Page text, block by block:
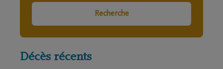
Recherche
Décès récents